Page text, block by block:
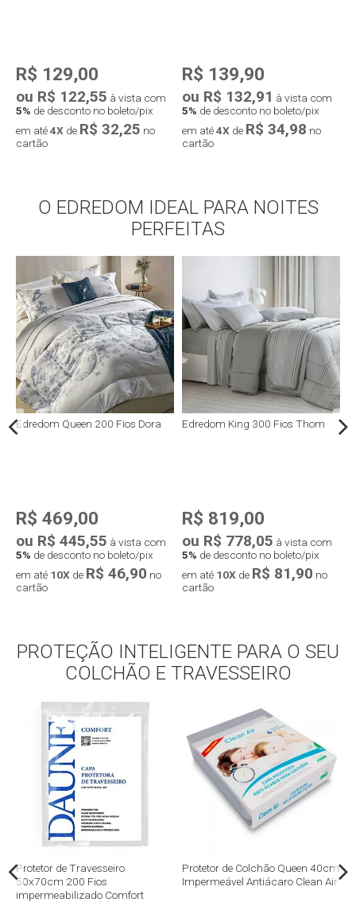
R$ 129,00
ou R$ 122,55 à vista com
5% de desconto no boleto/pix
em até4X de R$ 32,25 no
cartão
Compra rápida
R$ 139,90
ou R$ 132,91 à vista com
5% de desconto no boleto/pix
em até4X de R$ 34,98 no
cartão
Compra rápida
O EDREDOM IDEAL PARA NOITES
PERFEITAS
Edredom Queen 200 Fios Dora
R$ 469,00
ou R$ 445,55 à vista com
5% de desconto no boleto/pix
em até 10X de R$ 46,90 no
cartão
Compra rápida
Edredom King 300 Fios Thom
R$ 819,00
ou R$ 778,05 à vista com
5% de desconto no boleto/pix
em até 10X de R$ 81,90 no
cartão
Compra rápida
PROTEÇÃO INTELIGENTE PARA O SEU
COLCHÃO E TRAVESSEIRO
Protetor de Travesseiro
50x70cm 200 Fios
Impermeabilizado Comfort
Protetor de Colchão Queen 40cm
Impermeável Antiácaro Clean Air